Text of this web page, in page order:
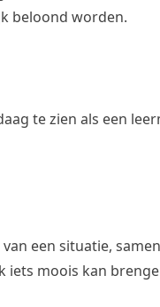
beloond worden.
te zien als een
een situatie,
iets moois kan